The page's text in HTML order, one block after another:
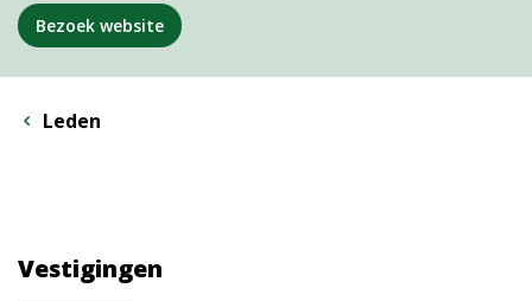
Bezoek website
Leden
Vestigingen